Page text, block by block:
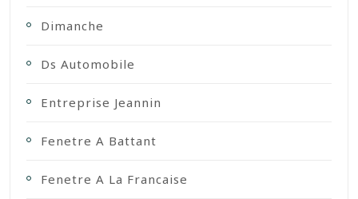
Dimanche
Ds Automobile
Entreprise Jeannin
Fenetre A Battant
Fenetre A La Francaise